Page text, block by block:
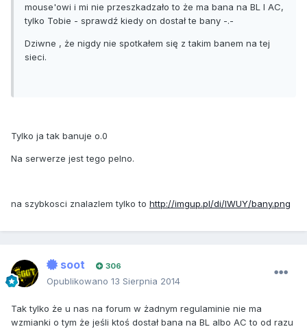
mouse'owi i mi nie przeszkadzało to że ma bana na BL I AC,
tylko Tobie - sprawdź kiedy on dostał te bany -.-
Dziwne , że nigdy nie spotkałem się z takim banem na tej
sieci.
Tylko ja tak banuje o.0
Na serwerze jest tego pelno.
na szybkosci znalazlem tylko to http://imgup.pl/di/IWUY/bany.png
soot 306
Opublikowano 13 Sierpnia 2014
Tak tylko że u nas na forum w żadnym regulaminie nie ma
wzmianki o tym że jeśli ktoś dostał bana na BL albo AC to od razu